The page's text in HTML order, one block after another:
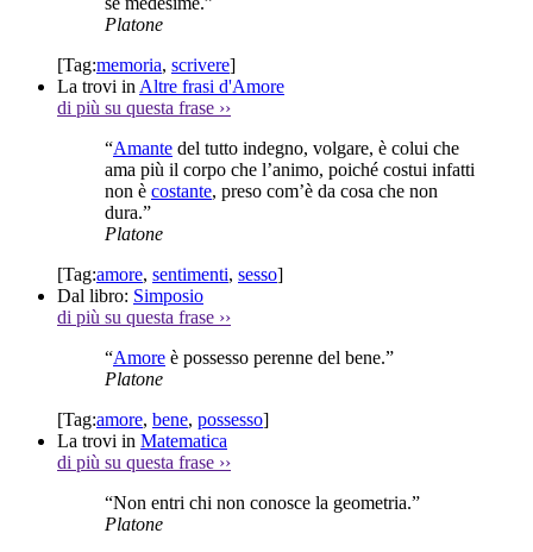
Platone
[Tag:memoria, scrivere]
La trovi in Altre frasi d'Amore
di più su questa frase ››
“Amante del tutto indegno, volgare, è colui che
ama più il corpo che l’animo, poiché costui infatti
non è costante, preso com’è da cosa che non
dura.”
Platone
[Tag:amore, sentimenti, sesso]
Dal libro: Simposio
di più su questa frase ››
“Amore è possesso perenne del bene.”
Platone
[Tag:amore, bene, possesso]
La trovi in Matematica
di più su questa frase ››
“Non entri chi non conosce la geometria.”
Platone